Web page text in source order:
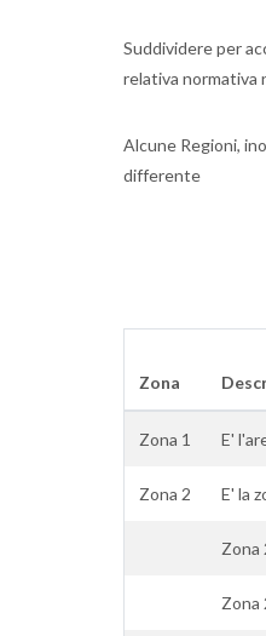
Suddividere per
relativa normativa
Alcune Regioni,
differente
Zona
Zona 1 E'
Zona 2 E' la
Zona
Zona